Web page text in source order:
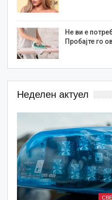
Не ви е
Пробајте го
Неделен актуел